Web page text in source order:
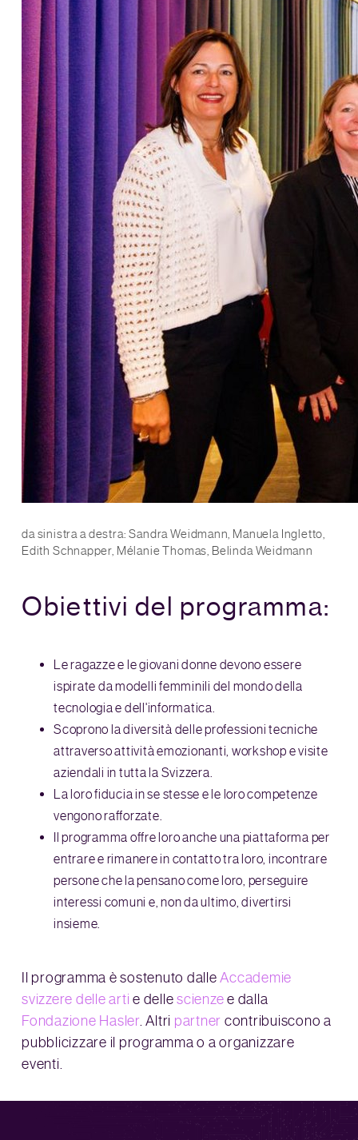
da sinistra a destra: Sandra Weidmann, Manuela Ingletto,
Edith Schnapper, Mélanie Thomas, Belinda Weidmann
Obiettivi del programma:
Le ragazze e le giovani donne devono essere
ispirate da modelli femminili del mondo della
tecnologia e dell'informatica.
Scoprono la diversità delle professioni tecniche
attraverso attività emozionanti, workshop e visite
aziendali in tutta la Svizzera.
La loro fiducia in se stesse e le loro competenze
vengono rafforzate.
Il programma offre loro anche una piattaforma per
entrare e rimanere in contatto tra loro, incontrare
persone che la pensano come loro, perseguire
interessi comuni e, non da ultimo, divertirsi
insieme.
Il programma è sostenuto dalleAccademie
svizzere delle arti e dellescienzee dalla
Fondazione Hasler. Altri partner contribuiscono a
pubblicizzare il programma o a organizzare
eventi.